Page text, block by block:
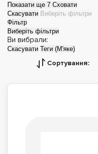
Показати ще 7 Сховати
Скасувати Виберіть фільтри
Фільтр
Виберіть фільтри
Ви вибрали:
Скасувати Теги (М'яке)
Сортування: